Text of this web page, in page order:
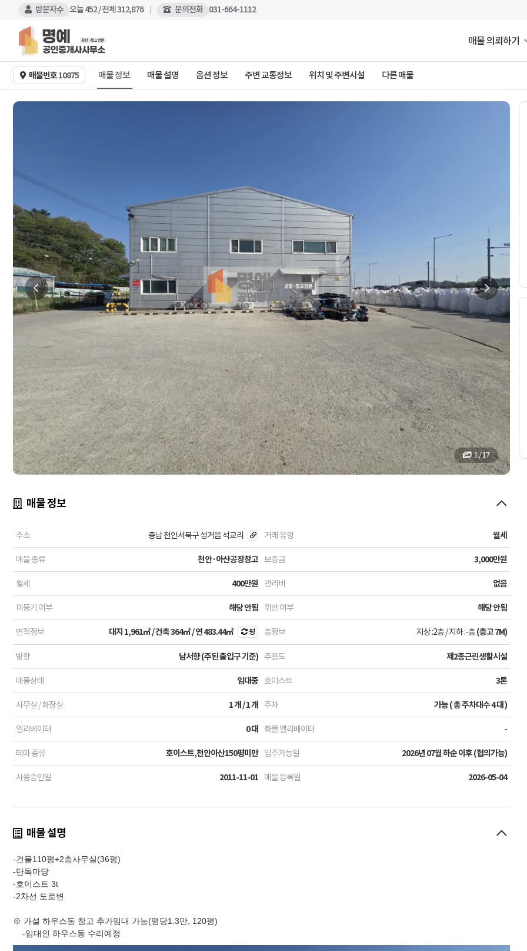
방문자수 오늘452/ 전체312,876 문의전화 031-664-1112
매물 의뢰하기
매물번호10875 매물 정보 매물 설명 옵션 정보 주변 교통정보 위치 및 주변시설 다른 매물
1 / 17
매물 정보
주소 충남 천안서북구 성거읍 석교리 거래 유형 월세
매물 종류 천안·아산공장창고 보증금 3,000만원
월세 400만원 관리비 없음
미등기 여부 해당 안됨 위반 여부 해당 안됨
면적정보 대지 1,961㎡/ 건축364㎡/ 연483.44㎡ 평 층정보 지상 :2층/지하 :-층(층고 7M)
방향 남서향 (주된 출입구 기준) 주용도 제2종근린생활시설
매물상태 임대중 호이스트 3톤
사무실 / 화장실 1 개 / 1 개 주차 가능 ( 총 주차대수 4 대 )
엘리베이터 0 대 화물 엘리베이터 -
테마 종류 호이스트,천안아산150평미만 입주가능일 2026년 07월 하순 이후 (협의가능)
사용승인일 2011-11-01 매물 등록일 2026-05-04
매물 설명
-건물110평+2층사무실(36평)
-단독마당
-호이스트 3t
-2차선 도로변
※ 가설 하우스동 창고 추가임대 가능(평당1.3만, 120평)
-임대인 하우스동 수리예정